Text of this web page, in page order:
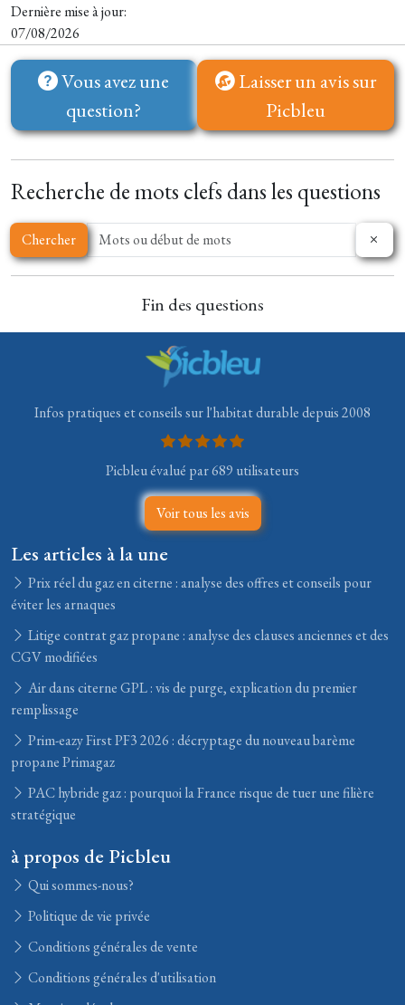
Dernière mise à jour:
07/08/2026
Vous avez une
question?
Laisser un avis sur
Picbleu
Recherche de mots clefs dans les questions
Chercher
Fin des questions
Infos pratiques et conseils sur l'habitat durable depuis 2008
Picbleu évalué par 689 utilisateurs
Voir tous les avis
Les articles à la une
Prix réel du gaz en citerne : analyse des offres et conseils pour
éviter les arnaques
Litige contrat gaz propane : analyse des clauses anciennes et des
CGV modifiées
Air dans citerne GPL : vis de purge, explication du premier
remplissage
Prim-eazy First PF3 2026 : décryptage du nouveau barème
propane Primagaz
PAC hybride gaz : pourquoi la France risque de tuer une filière
stratégique
à propos de Picbleu
Qui sommes-nous?
Politique de vie privée
Conditions générales de vente
Conditions générales d'utilisation